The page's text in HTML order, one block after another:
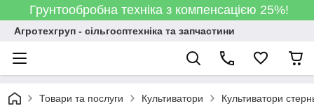
Грунтообробна техніка з компенсацією 25%!
Агротехгруп - сільгосптехніка та запчастини
Товари та послуги Культиватори Культиватори